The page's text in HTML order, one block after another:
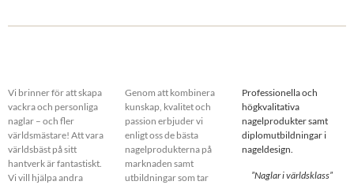
Vi brinner för att skapa
vackra och personliga
naglar – och fler
världsmästare! Att vara
världsbäst på sitt
hantverk är fantastiskt.
Vi vill hjälpa andra
Genom att kombinera
kunskap, kvalitet och
passion erbjuder vi
enligt oss de bästa
nagelprodukterna på
marknaden samt
utbildningar som tar
Professionella och
högkvalitativa
nagelprodukter samt
diplomutbildningar i
nageldesign.
”Naglar i världsklass”